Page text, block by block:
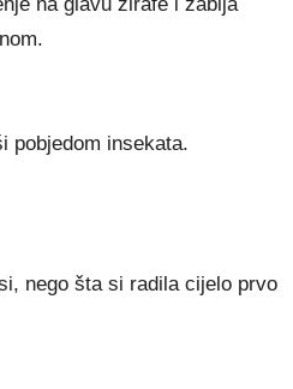
pobjedom insekata.
nego šta si radila cijelo prvo